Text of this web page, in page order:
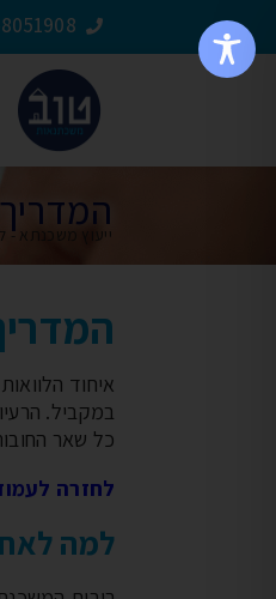
ייעוץ משכנתא -
איחוד
במקביל.
כל שאר
לחזרה
למה